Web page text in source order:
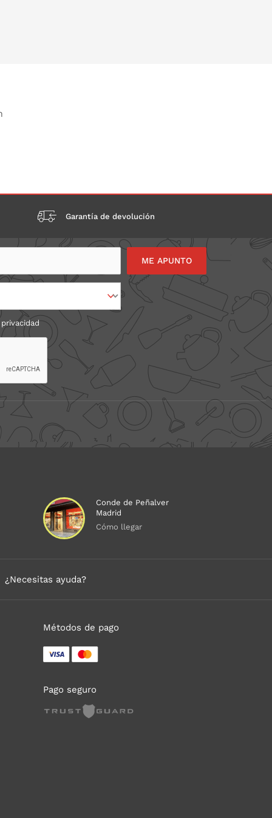
Garantía de devolución
Conde de Peñalver
Madrid
Cómo llegar
¿Necesitas ayuda?
Métodos de pago
Pago seguro